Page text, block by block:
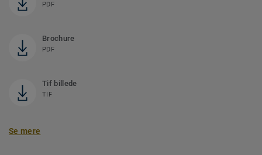
PDF
Brochure
PDF
Tif billede
TIF
Se mere